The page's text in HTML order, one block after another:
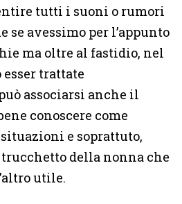
tutti i suoni o rumori
se avessimo per l’appunto
ma oltre al fastidio, nel
esser trattate
associarsi anche il
conoscere come
e soprattuto,
della nonna che
utile.